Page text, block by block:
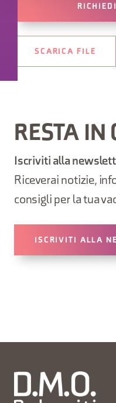
SCARICA FILE
RESTA IN
Iscriviti alla
Riceverai notizie,
consigli per la tua
ISCRIVITI ALLA